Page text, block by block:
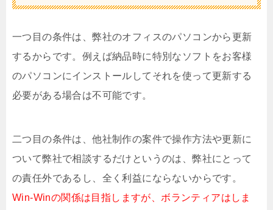
一つ目の条件は、弊社のオフィスのパソコンから更新
するからです。例えば納品時に特別なソフトをお客様
のパソコンにインストールしてそれを使って更新する
必要がある場合は不可能です。
二つ目の条件は、他社制作の案件で操作方法や更新に
ついて弊社で相談するだけというのは、弊社にとって
の責任外であるし、全く利益にならないからです。
Win-Winの関係は目指しますが、ボランティアはしま